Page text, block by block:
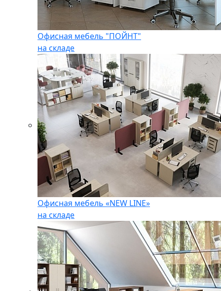
Офисная мебель "ПОЙНТ"
на складе
Офисная мебель «NEW LINE»
на складе